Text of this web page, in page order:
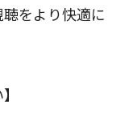
をより快適に